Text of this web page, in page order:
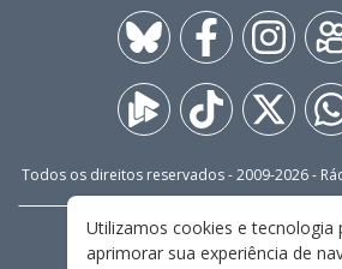
Todos os direitos reservados - 2009-2026-
FALE CONOSCO
Utilizamos cookies e tecnologia
aprimorar sua experiência de